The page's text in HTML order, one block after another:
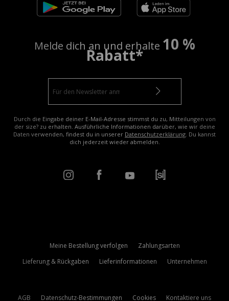
Melde dich an und erhalte 10 %
Rabatt*
Durch die Eingabe deiner E-Mail-Adresse stimmst du zu, Mitteilungen von
der size? zu erhalten. Ausführliche Informationen darüber, wie wir deine
Daten verwenden, findest du in unserer Datenschutzerklärung. Du kannst
dich jederzeit wieder abmelden.
Meine Bestellung verfolgen
Zahlungsarten
Lieferung & Rückgaben
Lieferinformationen Unternehmen
AGB Datenschutz-Bestimmungen Cookies Kontaktiere uns